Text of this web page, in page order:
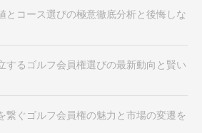
とコース選びの極意徹底分析と後悔しな
するゴルフ会員権選びの最新動向と賢い
繋ぐゴルフ会員権の魅力と市場の変遷を